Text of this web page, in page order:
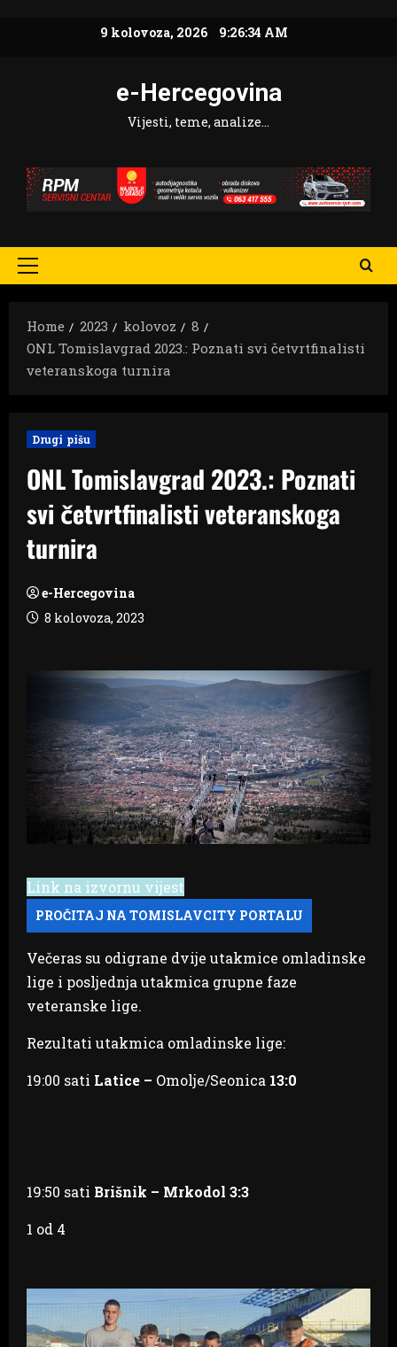
9 kolovoza, 2026 9:26:37 AM
e-Hercegovina
Vijesti, teme, analize…
Primary
Home
2023 kolovoz
8
ONL Tomislavgrad 2023.: Poznati svi četvrtfinalisti
veteranskoga turnira
Drugi pišu
ONL Tomislavgrad 2023.: Poznati
svi četvrtfinalisti veteranskoga
turnira
e-Hercegovina
8 kolovoza, 2023
Link na izvornu vijest
Večeras su odigrane dvije utakmice omladinske
lige i posljednja utakmica grupne faze
veteranske lige.
Rezultati utakmica omladinske lige:
19:00 sati Latice – Omolje/Seonica 13:0
19:50 sati Brišnik – Mrkodol 3:3
1 od 4